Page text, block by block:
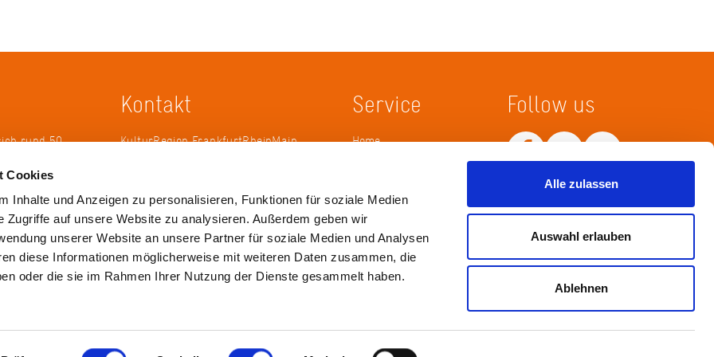
Cookies
Inhalte und Anzeigen zu personalisieren, Funktionen für soziale Medien
Zugriffe auf unsere Website zu analysieren. Außerdem geben wir
unserer Website an unsere Partner für soziale Medien und Analysen
diese Informationen möglicherweise mit weiteren Daten zusammen, die
oder die sie im Rahmen Ihrer Nutzung der Dienste gesammelt haben.
Alle zulassen
Auswahl erlauben
Ablehnen
rund 50
2005 die
zu
Kontakt
KulturRegion FrankfurtRheinMain
Tel.: +49 69 2577-1700
Fax: +49 69 2577-1750
E-Mail:info@krfrm.de
Service
Home
Follow us
Netiquette